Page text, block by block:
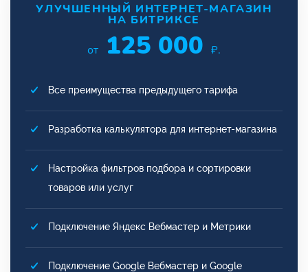
УЛУЧШЕННЫЙ ИНТЕРНЕТ-МАГАЗИН
НА БИТРИКСЕ
от 125 000 ₽.
Все преимущества предыдущего тарифа
Разработка калькулятора для интернет-магазина
Настройка фильтров подбора и сортировки
товаров или услуг
Подключение Яндекс Вебмастер и Метрики
Подключение Google Вебмастер и Google